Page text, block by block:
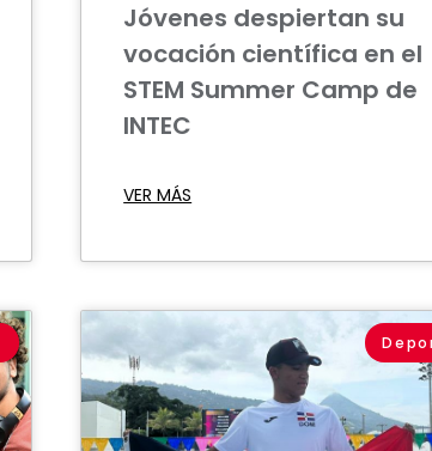
Jóvenes despiertan su
vocación científica en el
STEM Summer Camp de
INTEC
VER MÁS